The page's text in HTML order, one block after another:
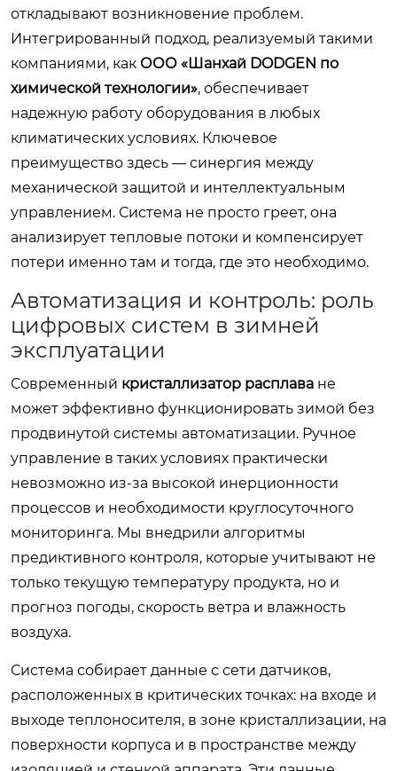
откладывают возникновение проблем.
Интегрированный подход, реализуемый такими
компаниями, как ООО «Шанхай DODGEN по
химической технологии», обеспечивает
надежную работу оборудования в любых
климатических условиях. Ключевое
преимущество здесь — синергия между
механической защитой и интеллектуальным
управлением. Система не просто греет, она
анализирует тепловые потоки и компенсирует
потери именно там и тогда, где это необходимо.
Автоматизация и контроль: роль
цифровых систем в зимней
эксплуатации
Современный кристаллизатор расплава не
может эффективно функционировать зимой без
продвинутой системы автоматизации. Ручное
управление в таких условиях практически
невозможно из-за высокой инерционности
процессов и необходимости круглосуточного
мониторинга. Мы внедрили алгоритмы
предиктивного контроля, которые учитывают не
только текущую температуру продукта, но и
прогноз погоды, скорость ветра и влажность
воздуха.
Система собирает данные с сети датчиков,
расположенных в критических точках: на входе и
выходе теплоносителя, в зоне кристаллизации, на
поверхности корпуса и в пространстве между